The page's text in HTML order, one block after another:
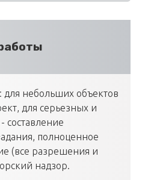
для небольших объектов
для серьезных и
составление
полноценное
(все разрешения и
надзор.